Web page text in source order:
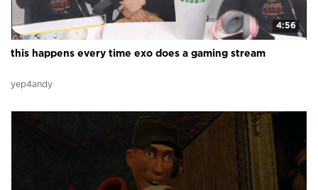
4:56
this happens every time exo does a gaming stream
yep4andy